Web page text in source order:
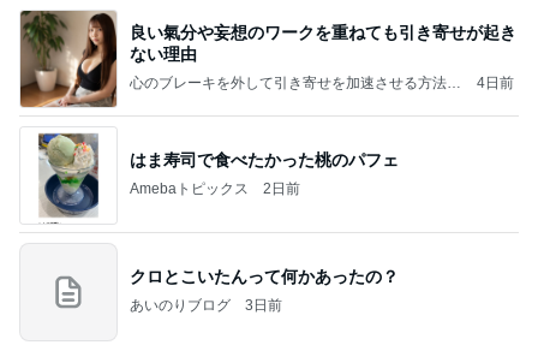
良い氣分や妄想のワークを重ねても引き寄せが起き
ない理由
心のブレーキを外して引き寄せを加速させる方法：
4日前
はま寿司で食べたかった桃のパフェ
Amebaトピックス 2日前
クロとこいたんって何かあったの？
あいのりブログ 3日前